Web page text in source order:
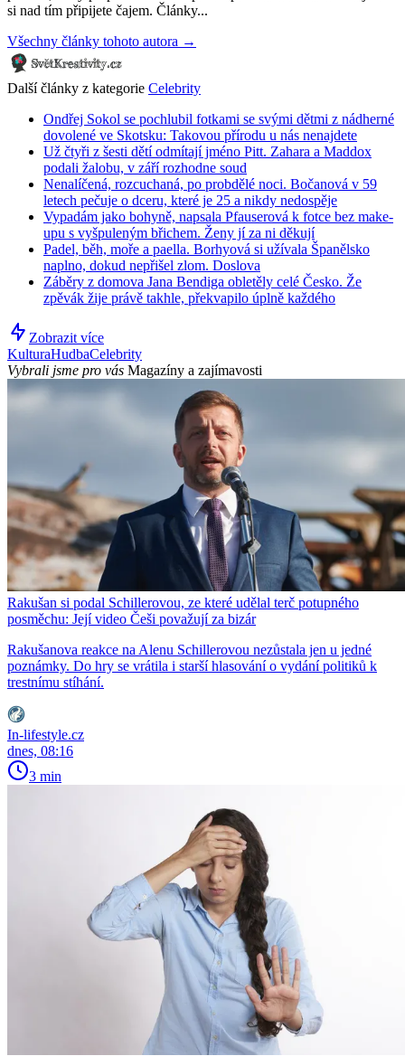
si nad tím připijete čajem. Články...
Všechny články tohoto autora →
Další články z kategorie Celebrity
Ondřej Sokol se pochlubil fotkami se svými dětmi z nádherné
dovolené ve Skotsku: Takovou přírodu u nás nenajdete
Už čtyři z šesti dětí odmítají jméno Pitt. Zahara a Maddox
podali žalobu, v září rozhodne soud
Nenalíčená, rozcuchaná, po probdělé noci. Bočanová v 59
letech pečuje o dceru, které je 25 a nikdy nedospěje
Vypadám jako bohyně, napsala Pfauserová k fotce bez make-
upu s vyšpuleným břichem. Ženy jí za ni děkují
Padel, běh, moře a paella. Borhyová si užívala Španělsko
naplno, dokud nepřišel zlom. Doslova
Záběry z domova Jana Bendiga obletěly celé Česko. Že
zpěvák žije právě takhle, překvapilo úplně každého
Zobrazit více
KulturaHudbaCelebrity
Vybrali jsme pro vás Magazíny a zajímavosti
Rakušan si podal Schillerovou, ze které udělal terč potupného
posměchu: Její video Češi považují za bizár
Rakušanova reakce na Alenu Schillerovou nezůstala jen u jedné
poznámky. Do hry se vrátila i starší hlasování o vydání politiků k
trestnímu stíhání.
In-lifestyle.cz
dnes, 08:16
3 min